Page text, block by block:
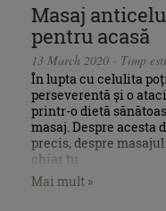
Masaj
pentru acasă
13 March 2020 - Timp
În lupta cu celulita
perseverentă și o
printr-o dietă
masaj. Despre acesta
precis, despre
chiar tu.
Mai mult »